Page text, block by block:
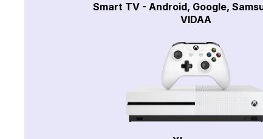
Smart TV - Android, Google,
VIDAA